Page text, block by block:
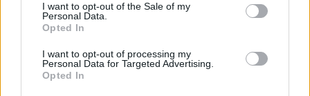
I want to opt-out of the Sale of my
Personal Data.
Opted In
I want to opt-out of processing my
Personal Data for Targeted Advertising.
Opted In